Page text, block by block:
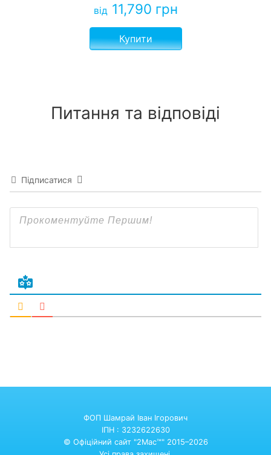
від 11,790 грн
Купити
Питання та відповіді
Підписатися
ФОП Шамрай Іван Ігорович
ІПН : 3232622630
© Офіційний сайт "2Mac™" 2015–2026